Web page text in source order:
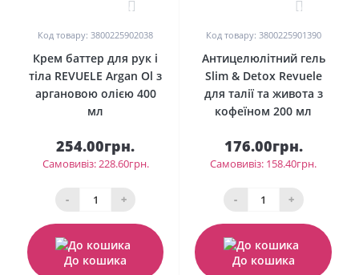
Код товару: 3800225902038
Крем баттер для рук і
тіла REVUELE Argan Ol з
аргановою олією 400
мл
254.00грн.
Самовивіз: 228.60грн.
- +
До кошика
Код товару: 3800225901390
Антицелюлітний гель
Slim & Detox Revuele
для талії та живота з
кофеїном 200 мл
176.00грн.
Самовивіз: 158.40грн.
- +
До кошика